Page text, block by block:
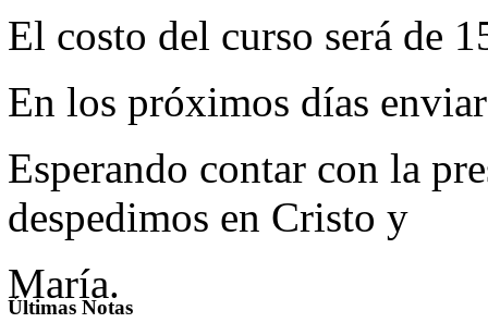
El costo del curso será de
En los próximos días
Esperando contar con la
despedimos en Cristo y
María.
Últimas Notas